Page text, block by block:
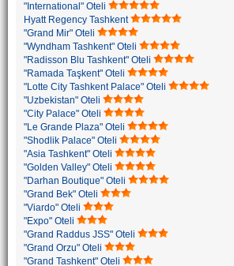
"International" Oteli
Hyatt Regency Tashkent
"Grand Mir" Oteli
"Wyndham Tashkent" Oteli
"Radisson Blu Tashkent" Oteli
"Ramada Taşkent" Oteli
"Lotte City Tashkent Palace" Oteli
"Uzbekistan" Oteli
"City Palace" Oteli
"Le Grande Plaza" Oteli
"Shodlik Palace" Oteli
"Asia Tashkent" Oteli
"Golden Valley" Oteli
"Darhan Boutique" Oteli
"Grand Bek" Oteli
"Viardo" Oteli
"Expo" Oteli
"Grand Raddus JSS" Oteli
"Grand Orzu" Oteli
"Grand Tashkent" Oteli